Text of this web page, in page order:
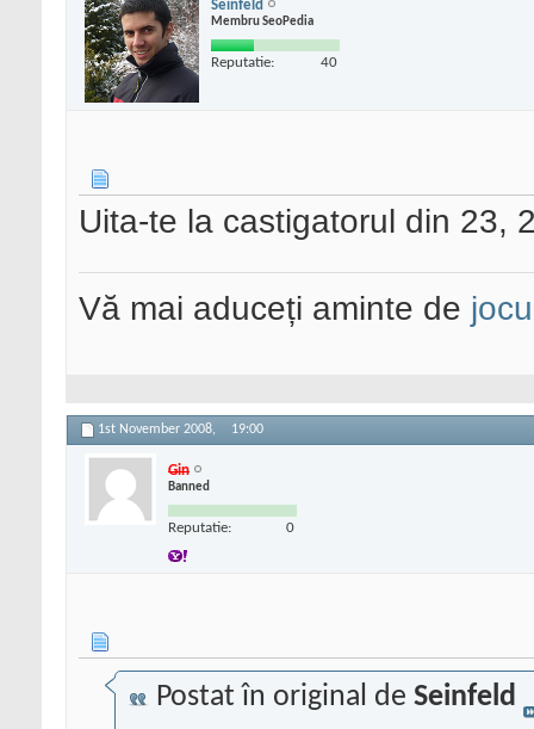
Seinfeld
Membru SeoPedia
Reputatie: 40
Uita-te la castigatorul din 23,
Vă mai aduceți aminte de
1st November 2008, 19:00
Gin
Banned
Reputatie: 0
Postat în original de Seinfeld